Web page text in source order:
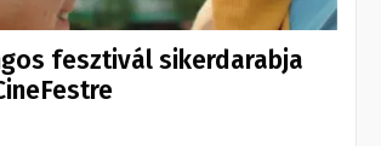
fesztivál sikerdarabja